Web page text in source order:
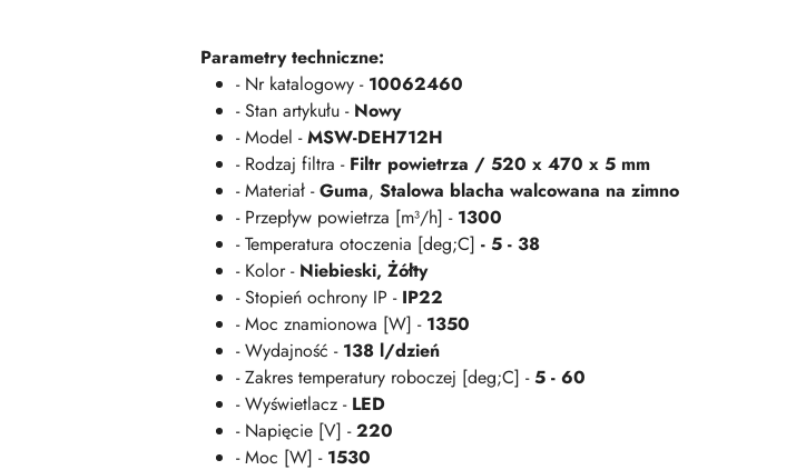
Parametry techniczne:
- Nr katalogowy - 10062460
- Stan artykułu - Nowy
- Model -MSW-DEH712H
- Rodzaj filtra - Filtr powietrza / 520 x 470 x 5 mm
- Materiał -Guma, Stalowa blacha walcowana na zimno
- Przepływ powietrza [m³/h] - 1300
- Temperatura otoczenia [deg;C] - 5 - 38
- Kolor - Niebieski, Żółty
- Stopień ochrony IP - IP22
- Moc znamionowa [W] - 1350
- Wydajność - 138 l/dzień
- Zakres temperatury roboczej [deg;C] -5 - 60
- Wyświetlacz - LED
- Napięcie [V] -220
- Moc [W] - 1530